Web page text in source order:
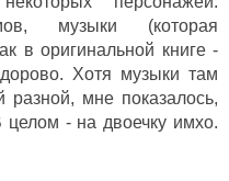
музыки (которая
в оригинальной книге -
Хотя музыки там
разной, мне показалось,
- на двоечку имхо.